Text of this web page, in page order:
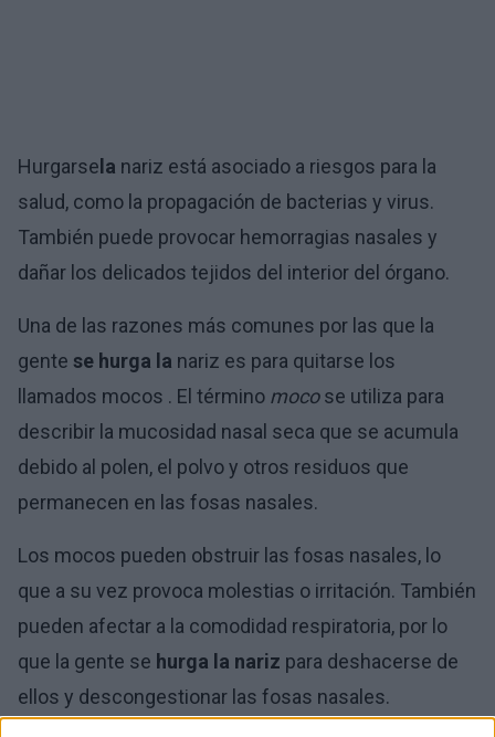
Hurgarse la nariz está asociado a riesgos para la
salud, como la propagación de bacterias y virus.
También puede provocar hemorragias nasales y
dañar los delicados tejidos del interior del órgano.
Una de las razones más comunes por las que la
gente se hurga la nariz es para quitarse los
llamados mocos . El término mocose utiliza para
describir la mucosidad nasal seca que se acumula
debido al polen, el polvo y otros residuos que
permanecen en las fosas nasales.
Los mocos pueden obstruir las fosas nasales, lo
que a su vez provoca molestias o irritación. También
pueden afectar a la comodidad respiratoria, por lo
que la gente se hurga la nariz para deshacerse de
ellos y descongestionar las fosas nasales.